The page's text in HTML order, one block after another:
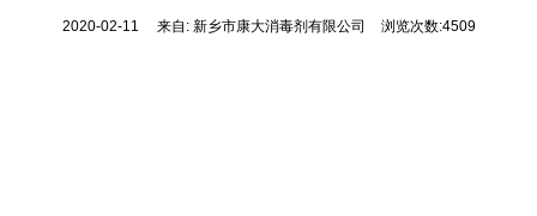
2020-02-11 来自: 新乡市康大消毒剂有限公司 浏览次数:4509